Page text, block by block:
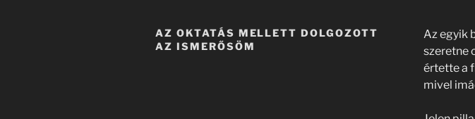
AZ OKTATÁS MELLETT DOLGOZOTT
AZ ISMERŐSÖM
Az egyik
szeretne
értette a
mivel